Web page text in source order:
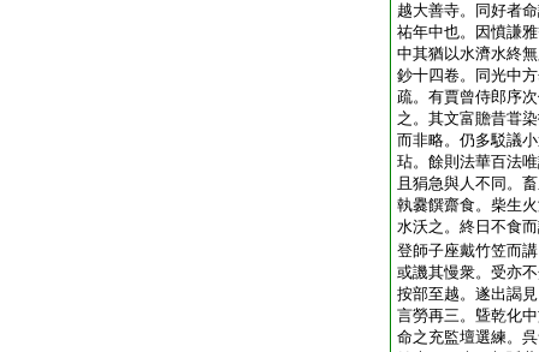
越大善寺。同好者
祐年中也。因憤謙
中其猶以水濟水終
鈔十四卷。同光中
疏。有賈曾侍郎序
之。其文富贍昔甞
而非略。仍多駁議
玷。餘則法華百法
且狷急與人不同。
執爨饌齋食。柴生
水沃之。終日不食
登師子座戴竹笠而
或譏其慢衆。受亦
按部至越。遂出謁
言勞再三。曁乾化
命之充監壇選練。